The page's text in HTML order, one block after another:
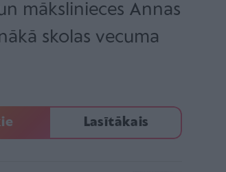
mākslinieces Annas
skolas vecuma
Lasītākais